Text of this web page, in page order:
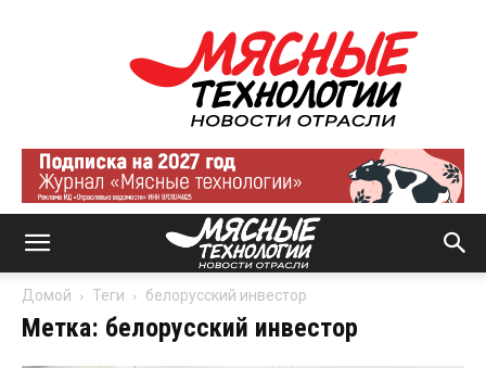
Мясные
технологии
|
Новости
отрасли
Домой Теги белорусский инвестор
Метка: белорусский инвестор